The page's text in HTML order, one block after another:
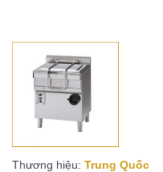
Thương hiệu: Trung Quốc